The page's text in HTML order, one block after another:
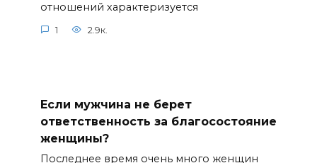
отношений характеризуется
1 2.9к.
Если мужчина не берет
ответственность за благосостояние
женщины?
Последнее время очень много женщин